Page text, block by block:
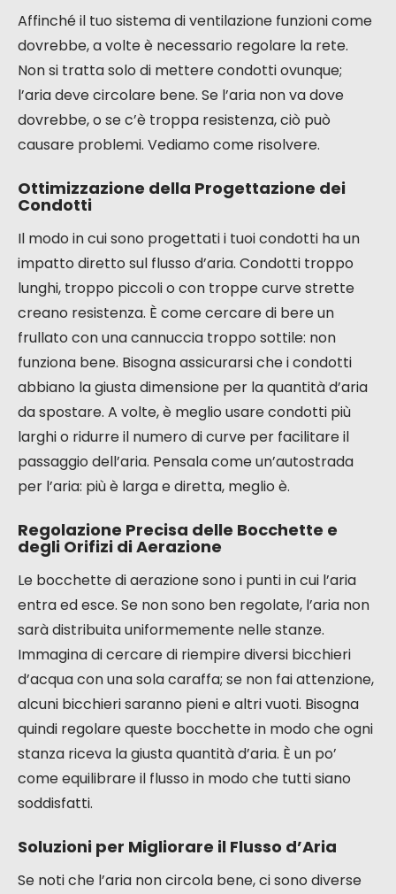
Affinché il tuo sistema di ventilazione funzioni come
dovrebbe, a volte è necessario regolare la rete.
Non si tratta solo di mettere condotti ovunque;
l’aria deve circolare bene. Se l’aria non va dove
dovrebbe, o se c’è troppa resistenza, ciò può
causare problemi. Vediamo come risolvere.
Ottimizzazione della Progettazione dei
Condotti
Il modo in cui sono progettati i tuoi condotti ha un
impatto diretto sul flusso d’aria. Condotti troppo
lunghi, troppo piccoli o con troppe curve strette
creano resistenza. È come cercare di bere un
frullato con una cannuccia troppo sottile: non
funziona bene. Bisogna assicurarsi che i condotti
abbiano la giusta dimensione per la quantità d’aria
da spostare. A volte, è meglio usare condotti più
larghi o ridurre il numero di curve per facilitare il
passaggio dell’aria. Pensala come un’autostrada
per l’aria: più è larga e diretta, meglio è.
Regolazione Precisa delle Bocchette e
degli Orifizi di Aerazione
Le bocchette di aerazione sono i punti in cui l’aria
entra ed esce. Se non sono ben regolate, l’aria non
sarà distribuita uniformemente nelle stanze.
Immagina di cercare di riempire diversi bicchieri
d’acqua con una sola caraffa; se non fai attenzione,
alcuni bicchieri saranno pieni e altri vuoti. Bisogna
quindi regolare queste bocchette in modo che ogni
stanza riceva la giusta quantità d’aria. È un po’
come equilibrare il flusso in modo che tutti siano
soddisfatti.
Soluzioni per Migliorare il Flusso d’Aria
Se noti che l’aria non circola bene, ci sono diverse